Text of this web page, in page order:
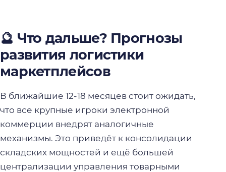
🔮 Что дальше? Прогнозы
развития логистики
маркетплейсов
В ближайшие 12-18 месяцев стоит ожидать,
что все крупные игроки электронной
коммерции внедрят аналогичные
механизмы. Это приведёт к консолидации
складских мощностей и ещё большей
централизации управления товарными